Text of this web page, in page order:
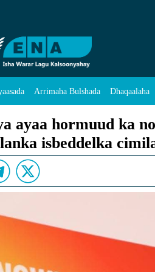
ka noqotay horumarka
Arrimaha Bulshada Dhaqaalaha
ayaa hormuud ka
isbeddelka